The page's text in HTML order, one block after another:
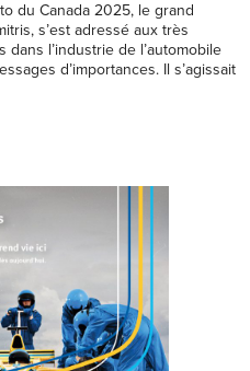
du Canada 2025, le grand
s’est adressé aux très
l’industrie de l’automobile
d’importances. Il s’agissait